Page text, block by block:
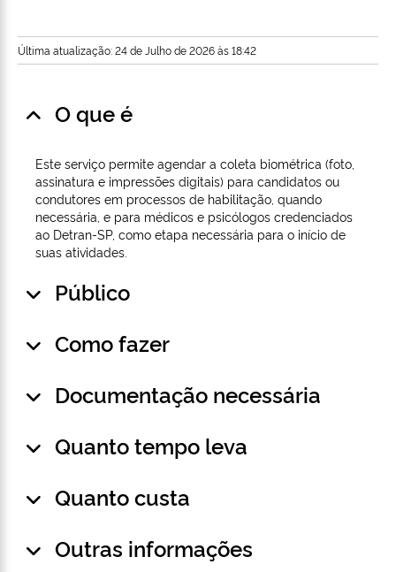
Última atualização: 24 de Julho de 2026 às 18:42
O que é
Este serviço permite agendar a coleta biométrica (foto,
assinatura e impressões digitais) para candidatos ou
condutores em processos de habilitação, quando
necessária, e para médicos e psicólogos credenciados
ao Detran-SP, como etapa necessária para o início de
suas atividades.
Público
Como fazer
Documentação necessária
Quanto tempo leva
Quanto custa
Outras informações